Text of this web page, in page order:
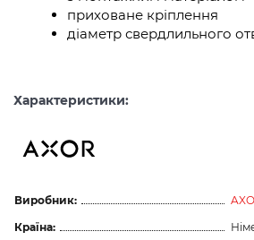
приховане кріплення
діаметр свердлильного
Характеристики:
Виробник:
Країна: